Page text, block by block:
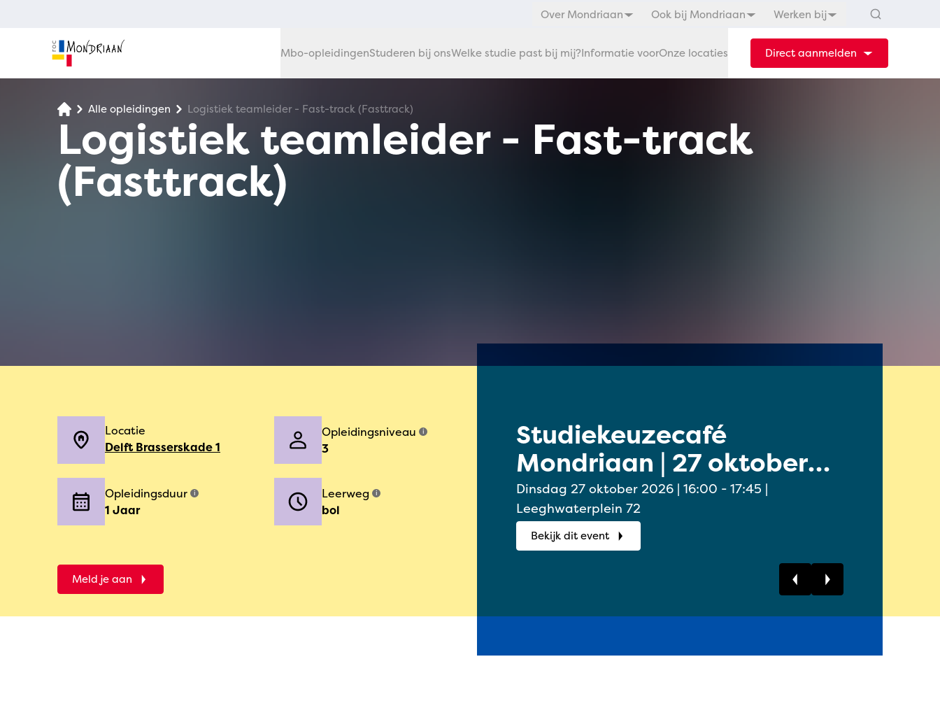
Over Mondriaan Ook bij Mondriaan Werken bij
Mbo-opleidingenStuderen bij onsWelke studie past bij mij?Informatie voorOnze locaties Direct aanmelden
Alle opleidingen Logistiek teamleider - Fast-track (Fasttrack)
Logistiek teamleider - Fast-track
(Fasttrack)
Locatie
Delft Brasserskade 1
Opleidingsniveau i
3
Opleidingsduur i
1 Jaar
Leerweg i
bol
Meld je aan
Studiekeuzecafé
Mondriaan | 27 oktober
2026
Dinsdag 27 oktober 2026 | 16:00 - 17:45 |
Leeghwaterplein 72
Bekijk dit event